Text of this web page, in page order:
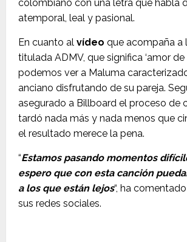
colombiano con una letra que habla
atemporal, leal y pasional.
En cuanto al vídeo que acompaña a
titulada ADMV, que significa ‘amor de
podemos ver a Maluma
anciano disfrutando de su pareja.
asegurado a Billboard el proceso de
tardó nada más y nada menos que
el resultado merece la pena.
“Estamos pasando momentos
espero que con esta canción
a los que están lejos“, ha
sus redes sociales.